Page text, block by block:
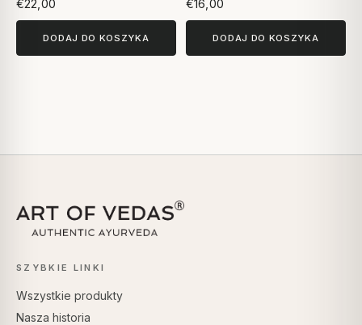
€22,00
DODAJ DO KOSZYKA
€16,00
DODAJ DO KOSZYKA
SZYBKIE LINKI
Wszystkie produkty
Nasza historia